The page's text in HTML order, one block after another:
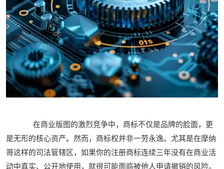
在商业版图的激烈竞争中，商标不仅是品牌的脸面，更
是无形的核心资产。然而，商标权并非一劳永逸。尤其是在摩纳
哥这样的司法管辖区，如果你的注册商标连续三年没有在商业活
动中真实、公开地使用，就很可能面临被他人申请撤销的风险。